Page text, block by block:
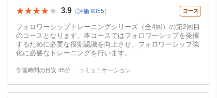
★★★★★
★★★★★ 3.9 （評価 9355） コース
フォロワーシップトレーニングシリーズ（全4回）の第2回目
のコースとなります。本コースではフォロワーシップを発揮
するために必要な役割認識を向上させ、フォロワーシップ強
化に必要なトレーニングを行います。
学習時間の目安 45分 コミュニケーション